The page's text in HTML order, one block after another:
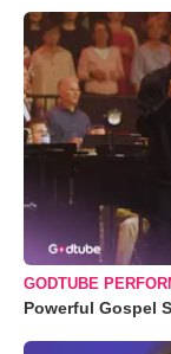
GODTUBE
Powerful Gospel